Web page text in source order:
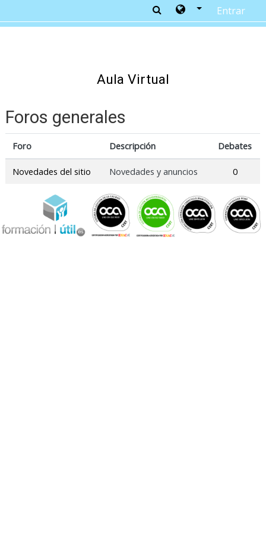
Salta al contenido principal
Entrar
Aula Virtual
Foros generales
Foro Descripción Debates
Novedades del sitio Novedades y anuncios 0